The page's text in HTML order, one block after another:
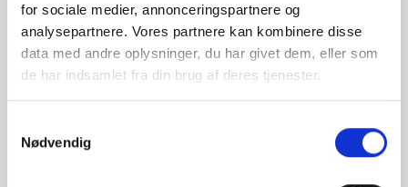
for sociale medier, annonceringspartnere og
analysepartnere. Vores partnere kan kombinere disse
data med andre oplysninger, du har givet dem, eller som
de har indsamlet fra din brug af deres tjenester.
Nødvendig
Har du spørgsmål?
Vi står klar til at hjælpe med spørgsmål om produkter,
og sparring.